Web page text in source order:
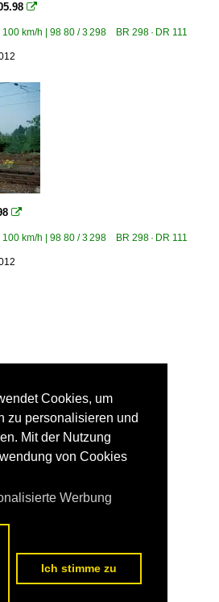

km/h | 98 80 / 3 298 BR 298 · DR 111

km/h | 98 80 / 3 298 BR 298 · DR 111
Cookies, um
zu personalisieren und
Mit der Nutzung
von Cookies
Werbung
Ich stimme zu